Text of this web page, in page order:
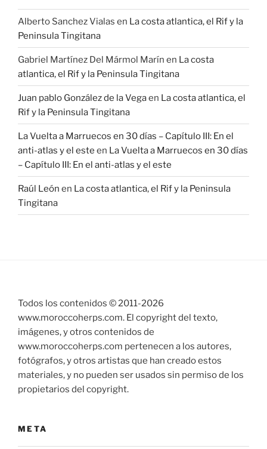
Alberto Sanchez Vialas en La costa atlantica, el Rif y la
Peninsula Tingitana
Gabriel Martínez Del Mármol Marín en La costa
atlantica, el Rif y la Peninsula Tingitana
Juan pablo González de la Vegaen La costa atlantica, el
Rif y la Peninsula Tingitana
La Vuelta a Marruecos en 30 días – Capítulo III: En el
anti-atlas y el este en La Vuelta a Marruecos en 30 días
– Capítulo III: En el anti-atlas y el este
Raúl León en La costa atlantica, el Rif y la Peninsula
Tingitana
Todos los contenidos © 2011-2026
www.moroccoherps.com. El copyright del texto,
imágenes, y otros contenidos de
www.moroccoherps.com pertenecen a los autores,
fotógrafos, y otros artistas que han creado estos
materiales, y no pueden ser usados sin permiso de los
propietarios del copyright.
META